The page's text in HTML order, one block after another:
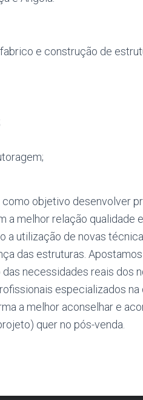
e construção de
objetivo desenvolver
a melhor relação qualidade
a utilização de novas
das estruturas.
necessidades reais dos
especializados
a melhor aconselhar e
quer no pós-venda.